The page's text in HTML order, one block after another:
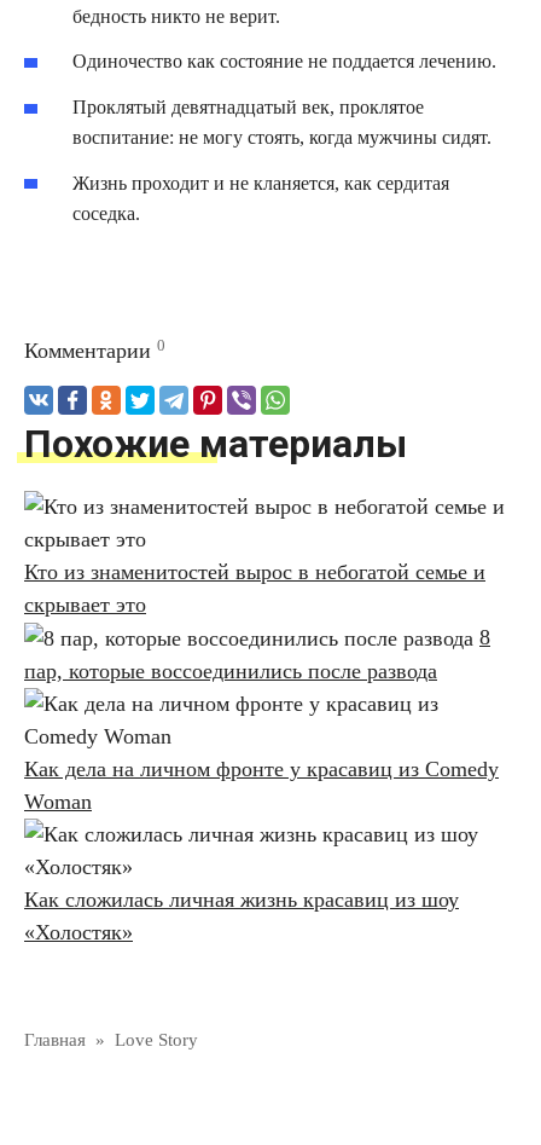
бедность никто не верит.
Одиночество как состояние не поддается лечению.
Проклятый девятнадцатый век, проклятое
воспитание: не могу стоять, когда мужчины сидят.
Жизнь проходит и не кланяется, как сердитая
соседка.
Комментарии 0
Похожие материалы
Кто из знаменитостей вырос в небогатой семье и
скрывает это
8
пар, которые воссоединились после развода
Как дела на личном фронте у красавиц из Comedy
Woman
Как сложилась личная жизнь красавиц из шоу
«Холостяк»
Главная » Love Story